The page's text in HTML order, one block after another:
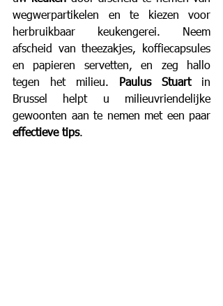
wegwerpartikelen en te kiezen voor
herbruikbaar keukengerei. Neem
afscheid van theezakjes, koffiecapsules
en papieren servetten, en zeg hallo
tegen het milieu. Paulus Stuart in
Brussel helpt u milieuvriendelijke
effectieve tips.